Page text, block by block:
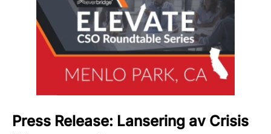
Press Release: Lansering av Crisis